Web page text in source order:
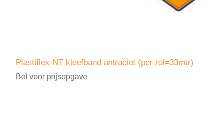
Plastiflex-NT kleefband antraciet (per rol=33mtr)
Bel voor prijsopgave